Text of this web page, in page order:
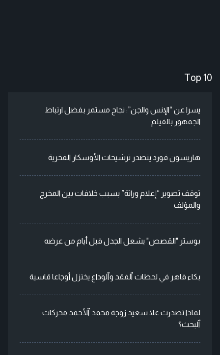
Top 10
يسرا عن “الإنس والجن”: نجاح مستمر بفضل ارتباط
الجمهور بالفيلم
هاريسون فورد يتصدر ترشيحات الأوسكار الفخرية
توقف تصوير “إعلام وراثة” بسبب خلافات بين المخرج
والمؤلف
بوستر "القصص" يشعل الجدل قبل أيام من عرضه
بكاء قاهر في لحظات ٱلفقد وٱلوداع يختزل أوجاعا قاسية
لماذا تصدرت علا سعيد زوجة محمد ٱلأحمد محركات
ٱلبحث؟